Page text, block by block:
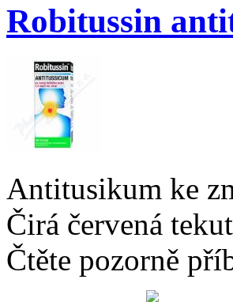
Robitussin
Antitusikum ke
Čirá červená
Čtěte pozorně